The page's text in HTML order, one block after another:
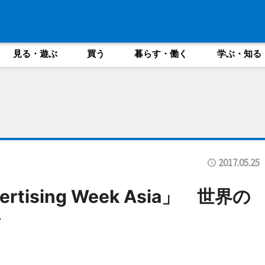
見る・遊ぶ 買う 暮らす・働く 学ぶ・知る
2017.05.25
Week Asia」 世界の